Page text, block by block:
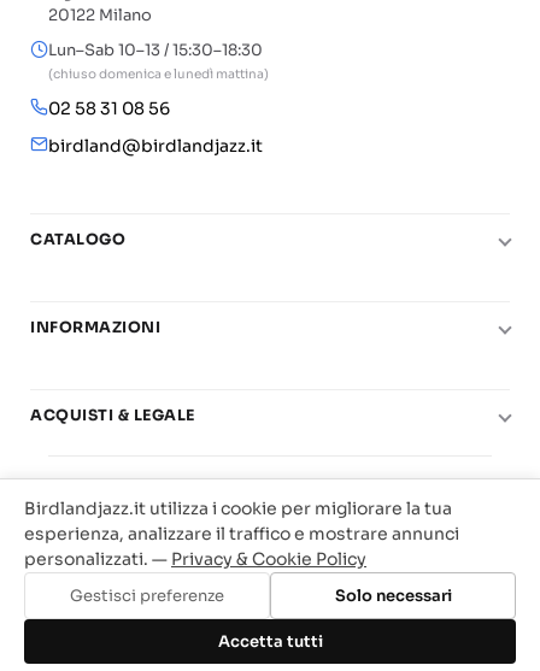
Aggiungi al carrello
20122 Milano
Lun–Sab 10–13 / 15:30–18:30
(chiuso domenica e lunedì mattina)
02 58 31 08 56
birdland@birdlandjazz.it
CATALOGO
Chitarra
Basso e contrabbasso
Big Band
Offerte
INFORMAZIONI
Carta del Docente
ACQUISTI & LEGALE
Condizioni di utilizzo
Privacy & Cookie
Traccia il tuo ordine
Birdland Milano. P.Iva 12093700156
Web Agency Milano
Birdlandjazz.it utilizza i cookie per migliorare la tua
esperienza, analizzare il traffico e mostrare annunci
personalizzati. — Privacy & Cookie Policy
Gestisci preferenze Solo necessari
Accetta tutti